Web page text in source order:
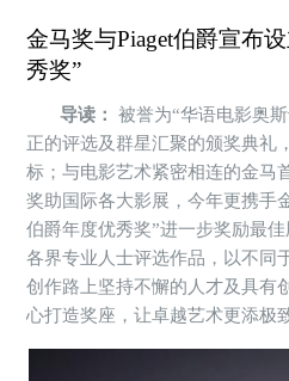
金马奖与Piaget伯爵宣布
秀奖”
导读：
被誉为“华语电影奥
正的评选及群星汇聚的颁奖典礼
标；与电影艺术紧密相连的金马
奖助国际各大影展，今年更携手
伯爵年度优秀奖”进一步奖励最
各界专业人士评选作品，以不同
创作路上坚持不懈的人才及具有
心打造奖座，让卓越艺术更添极